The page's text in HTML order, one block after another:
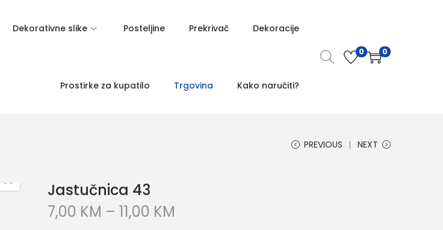
Dekorativne slike Posteljine Prekrivač Dekoracije
Prostirke za kupatilo Trgovina Kako naručiti?
0 0
PREVIOUS NEXT
Jastučnica 43
7,00 KM – 11,00 KM